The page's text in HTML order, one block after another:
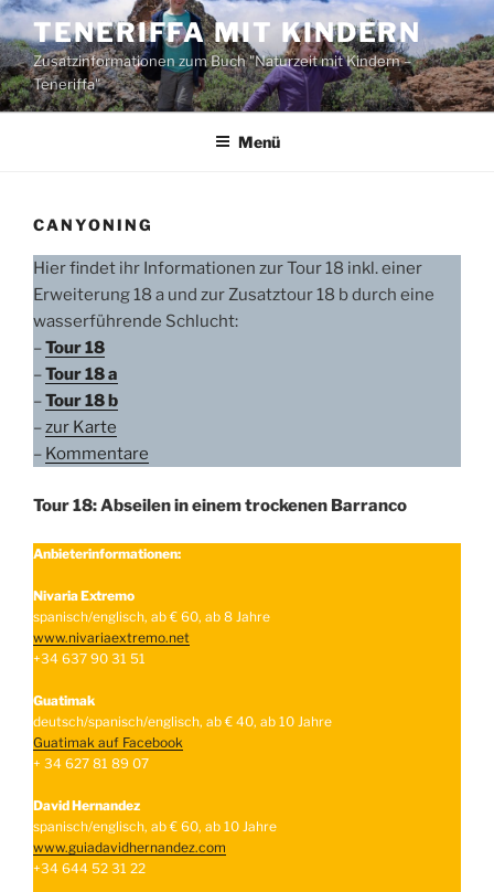
Zum
Inhalt
springen
TENERIFFA MIT KINDERN
Zusatzinformationen zum Buch "Naturzeit mit Kindern –
Teneriffa"
Menü
CANYONING
Hier findet ihr Informationen zur Tour 18 inkl. einer
Erweiterung 18 a und zur Zusatztour 18 b durch eine
wasserführende Schlucht:
–Tour 18
–Tour 18 a
–Tour 18 b
–zur Karte
– Kommentare
Tour 18: Abseilen in einem trockenen Barranco
Anbieterinformationen:
Nivaria Extremo
spanisch/englisch, ab € 60, ab 8 Jahre
www.nivariaextremo.net
+34 637 90 31 51
Guatimak
deutsch/spanisch/englisch, ab € 40, ab 10 Jahre
Guatimak auf Facebook
+ 34 627 81 89 07
David Hernandez
spanisch/englisch, ab € 60, ab 10 Jahre
www.guiadavidhernandez.com
+34 644 52 31 22